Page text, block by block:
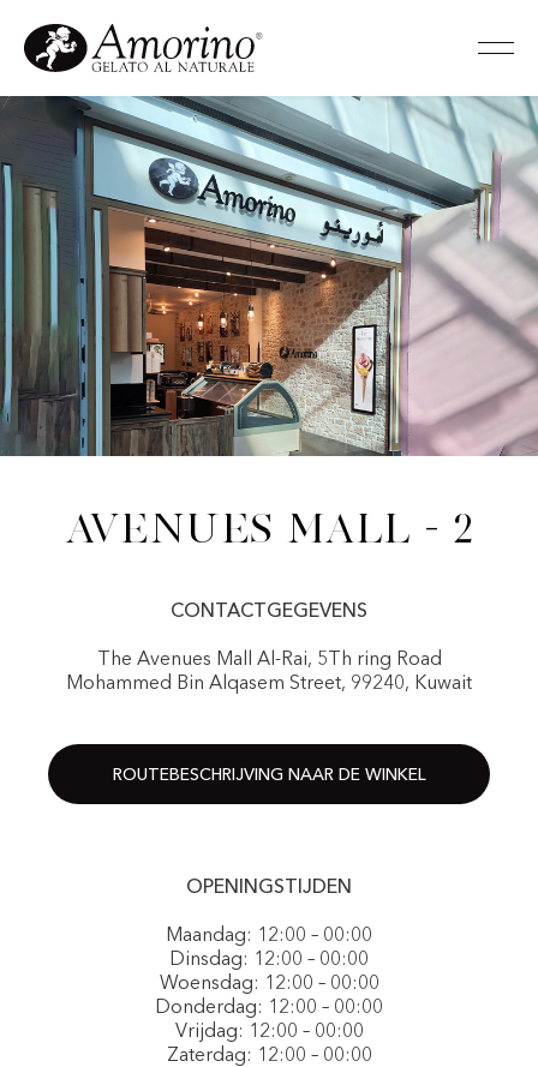
Avenues Mall - 2
CONTACTGEGEVENS
The Avenues Mall Al-Rai, 5Th ring Road
Mohammed Bin Alqasem Street, 99240, Kuwait
ROUTEBESCHRIJVING NAAR DE WINKEL
OPENINGSTIJDEN
Maandag: 12:00 – 00:00
Dinsdag: 12:00 – 00:00
Woensdag: 12:00 – 00:00
Donderdag: 12:00 – 00:00
Vrijdag: 12:00 – 00:00
Zaterdag: 12:00 – 00:00